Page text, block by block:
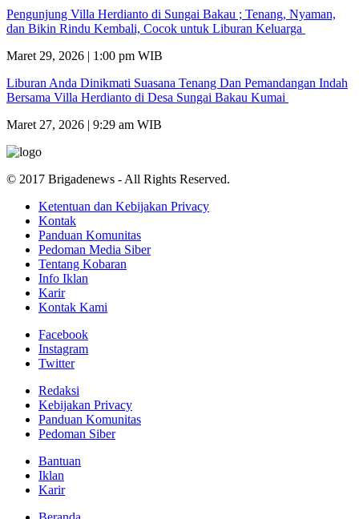
Pengunjung Villa Herdianto di Sungai Bakau ; Tenang, Nyaman,
dan Bikin Rindu Kembali, Cocok untuk Liburan Keluarga
Maret 29, 2026 | 1:00 pm WIB
Liburan Anda Dinikmati Suasana Tenang Dan Pemandangan Indah
Bersama Villa Herdianto di Desa Sungai Bakau Kumai
Maret 27, 2026 | 9:29 am WIB
© 2017 Brigadenews - All Rights Reserved.
Ketentuan dan Kebijakan Privacy
Kontak
Panduan Komunitas
Pedoman Media Siber
Tentang Kobaran
Info Iklan
Karir
Kontak Kami
Facebook
Instagram
Twitter
Redaksi
Kebijakan Privacy
Panduan Komunitas
Pedoman Siber
Bantuan
Iklan
Karir